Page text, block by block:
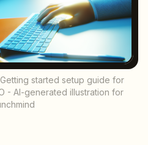
started setup guide for
- AI-generated illustration for